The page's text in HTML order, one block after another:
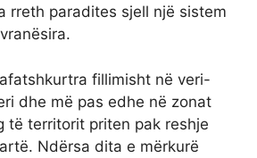
rreth paradites sjell një sistem
fillimisht në veri-
dhe më pas edhe në zonat
të territorit priten pak reshje
Ndërsa dita e mërkurë